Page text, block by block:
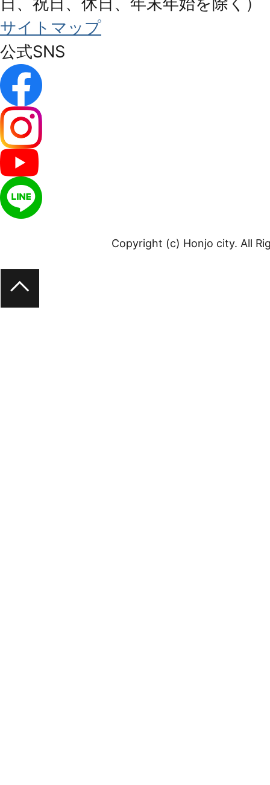
サイトマップ
公式SNS
Copyright (c) Honjo city. All